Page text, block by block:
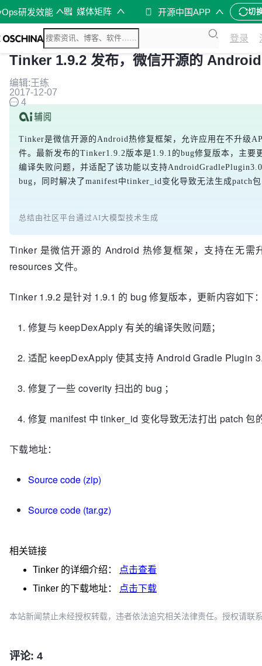
研发效能 媒体矩阵 开源中国APP 切
登录
Tinker 1.9.2 发布，微信开源的
编辑:王练
2017-12-07
4
Tinker是微信开源的Android热修复框架，允许应用在不升级
件。最新发布的Tinker1.9.2版本是1.9.1的bug修复版本，主要
编译失败问题，并适配了该功能以支持
bug，同时解决了manifest中tinker_id变化导致无法生成patch
总结由社区平台通过AI大模型技术生成
Tinker 是微信开源的 Android 热修复框架，支持在无
resources 文件。
Tinker 1.9.2 是针对 1.9.1 的 bug 修复版本，更新内容如下
修复与 keepDexApply 有关的编译失败问题；
适配 keepDexApply 使其支持 Android Gradle Plugin
修复了一些 coverity 扫出的 bug ；
修复 manifest 中 tinker_id 变化导致无法打出 patch 包
下载地址：
Source code (zip)
Source code (tar.gz)
相关链接
Tinker 的详细介绍：
点击查看
Tinker 的下载地址： 点击下载
本站新闻禁止未经授权转载，违者依法追究相关法律责任。授权请联
评论: 4